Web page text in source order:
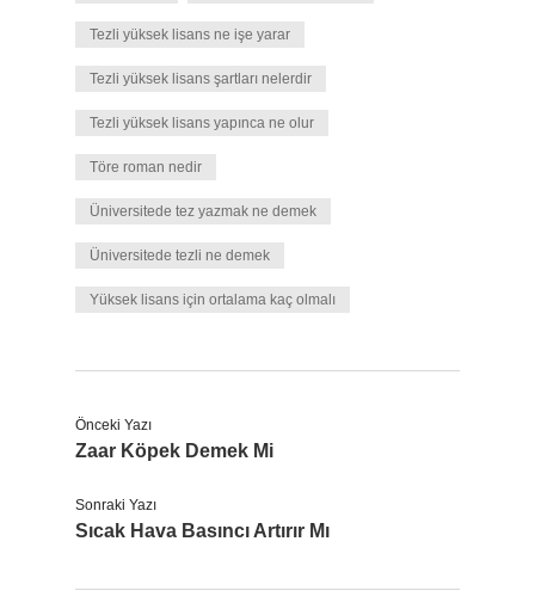
Tezli yüksek lisans ne işe yarar
Tezli yüksek lisans şartları nelerdir
Tezli yüksek lisans yapınca ne olur
Töre roman nedir
Üniversitede tez yazmak ne demek
Üniversitede tezli ne demek
Yüksek lisans için ortalama kaç olmalı
Önceki Yazı
Zaar Köpek Demek Mi
Sonraki Yazı
Sıcak Hava Basıncı Artırır Mı